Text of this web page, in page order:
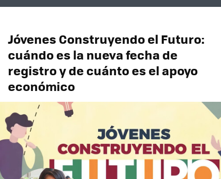
Jóvenes Construyendo el Futuro:
cuándo es la nueva fecha de
registro y de cuánto es el apoyo
económico